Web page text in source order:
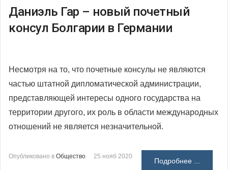
Даниэль Гар – новый почетный
консул Болгарии в Германии
Несмотря на то, что почетные консулы не являются
частью штатной дипломатической администрации,
представляющей интересы одного государства на
территории другого, их роль в области международных
отношений не является незначительной.
Опубликовано в Общество 25 нояб 2020
Подробнее ...